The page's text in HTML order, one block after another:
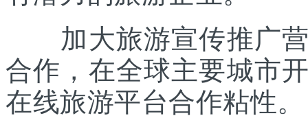
加大旅游宣传推广营
合作，在全球主要城市
在线旅游平台合作粘性。